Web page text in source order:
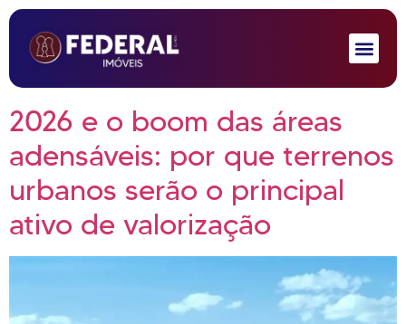
2026 e o boom das áreas
adensáveis: por que terrenos
urbanos serão o principal
ativo de valorização